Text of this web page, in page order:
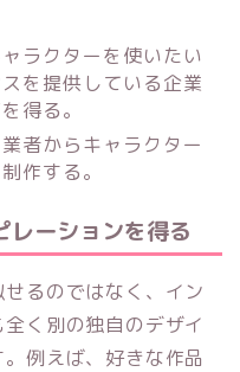
ラクターを使いたい
を提供している企業
得る。
者からキャラクター
作する。
レーションを得る
るのではなく、イン
く別の独自のデザイ
例えば、好きな作品